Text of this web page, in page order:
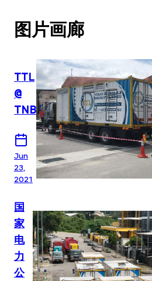
图片画廊
TTL
@
TNB
Jun
23,
2021
国
家
电
力
公